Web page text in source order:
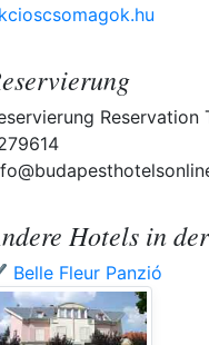
Reservation
Hotels in
Fleur Panzió